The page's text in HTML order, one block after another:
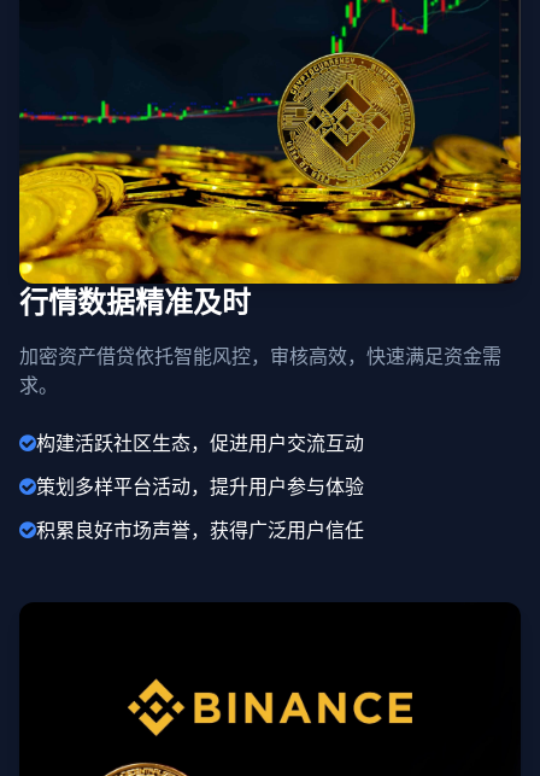
行情数据精准及时
加密资产借贷依托智能风控，审核高效，快速满足资金需
求。
构建活跃社区生态，促进用户交流互动
策划多样平台活动，提升用户参与体验
积累良好市场声誉，获得广泛用户信任